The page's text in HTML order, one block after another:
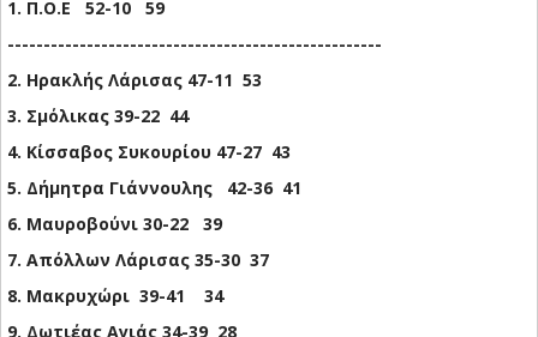
1. Π.Ο.Ε 52-10 59
----------------------------------------------------
2. Ηρακλής Λάρισας 47-11 53
3. Σμόλικας 39-22 44
4. Κίσσαβος Συκουρίου 47-27 43
5. Δήμητρα Γιάννουλης 42-36 41
6. Μαυροβούνι 30-22 39
7. Απόλλων Λάρισας 35-30 37
8. Μακρυχώρι 39-41 34
9. Δωτιέας Αγιάς 34-39 28